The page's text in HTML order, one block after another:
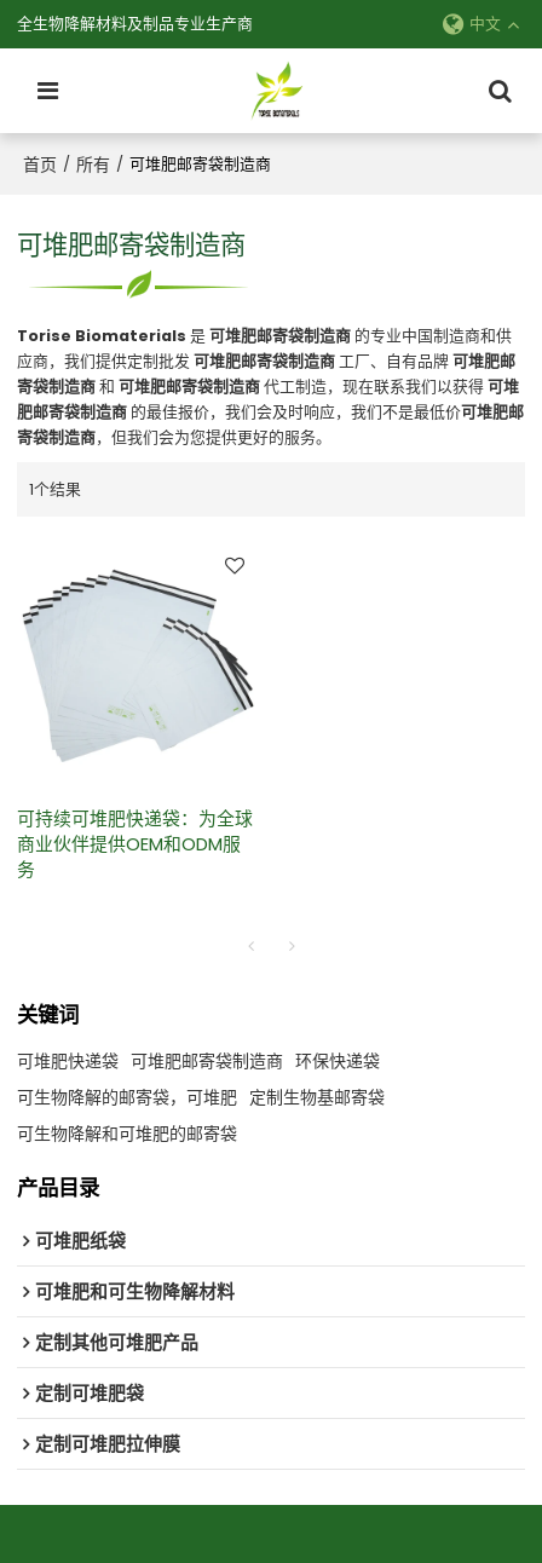
全生物降解材料及制品专业生产商 中文
首页 / 所有 / 可堆肥邮寄袋制造商
可堆肥邮寄袋制造商
Torise Biomaterials 是可堆肥邮寄袋制造商 的专业中国制造商和供
应商，我们提供定制批发可堆肥邮寄袋制造商工厂、自有品牌可堆肥邮
寄袋制造商和可堆肥邮寄袋制造商代工制造，现在联系我们以获得可堆
肥邮寄袋制造商 的最佳报价，我们会及时响应，我们不是最低价可堆肥邮
寄袋制造商，但我们会为您提供更好的服务。
1个结果
可持续可堆肥快递袋：为全球
商业伙伴提供OEM和ODM服
务
关键词
可堆肥快递袋 可堆肥邮寄袋制造商 环保快递袋
可生物降解的邮寄袋，可堆肥 定制生物基邮寄袋
可生物降解和可堆肥的邮寄袋
产品目录
可堆肥纸袋
可堆肥和可生物降解材料
定制其他可堆肥产品
定制可堆肥袋
定制可堆肥拉伸膜